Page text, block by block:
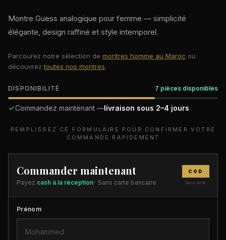
Montre Guess analogique pour femme — simplicité
élégante, design raffiné et style intemporel.
Parcourez notre sélection de montres homme au Maroc ou
découvrez toutes nos montres.
DISPONIBILITÉ 7 pièces disponibles
Commandez maintenant —livraison sous 2–4 jours
REMPLISSEZ CE FORMULAIRE POUR CONFIRMER VOTRE
COMMANDE RAPIDEMENT
Commander maintenant
Payez cash à la réception · Sans carte bancaire
COD
Sans carte
Prénom